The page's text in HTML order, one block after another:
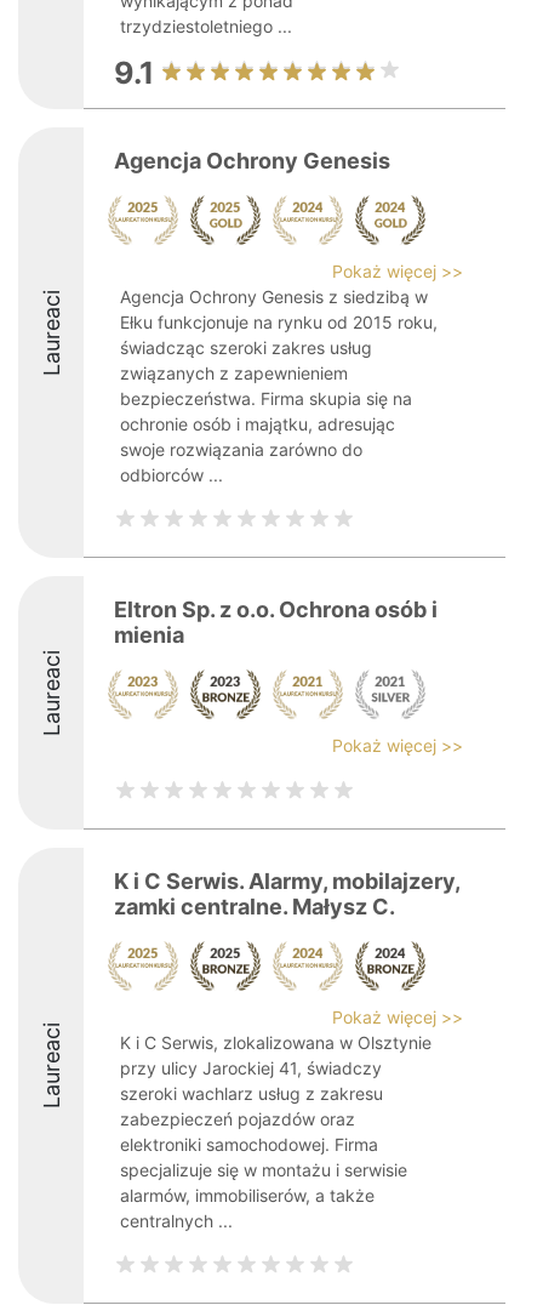
trzydziestoletniego ...
9.1
Laureaci
Agencja Ochrony Genesis
Pokaż więcej >>
Agencja Ochrony Genesis z siedzibą w
Ełku funkcjonuje na rynku od 2015 roku,
świadcząc szeroki zakres usług
związanych z zapewnieniem
bezpieczeństwa. Firma skupia się na
ochronie osób i majątku, adresując
swoje rozwiązania zarówno do
odbiorców ...
Laureaci
Eltron Sp. z o.o. Ochrona osób i
mienia
Pokaż więcej >>
Laureaci
K i C Serwis. Alarmy, mobilajzery,
zamki centralne. Małysz C.
Pokaż więcej >>
K i C Serwis, zlokalizowana w Olsztynie
przy ulicy Jarockiej 41, świadczy
szeroki wachlarz usług z zakresu
zabezpieczeń pojazdów oraz
elektroniki samochodowej. Firma
specjalizuje się w montażu i serwisie
alarmów, immobiliserów, a także
centralnych ...